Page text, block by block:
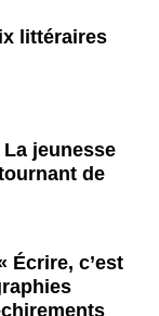
littéraires
jeunesse
de
Écrire, c’est